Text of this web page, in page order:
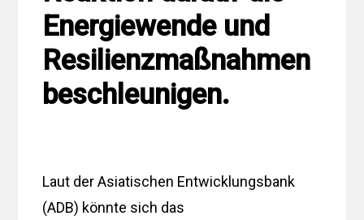
Energiewende und
Resilienzmaßnahmen
beschleunigen.
Laut der Asiatischen Entwicklungsbank
(ADB) könnte sich das